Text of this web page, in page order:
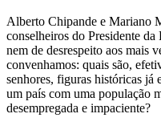
Alberto Chipande e Mariano
conselheiros do Presidente
nem de desrespeito aos
convenhamos: quais são,
senhores, figuras históricas já
um país com uma população
desempregada e impaciente?